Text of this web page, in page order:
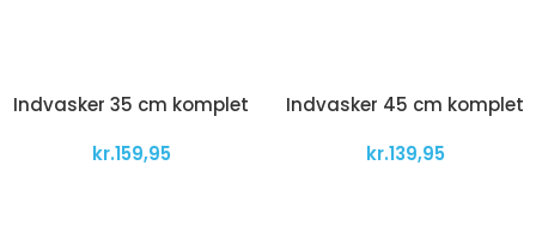
Indvasker 35 cm komplet
kr.159,95
Indvasker 45 cm komplet
kr.139,95